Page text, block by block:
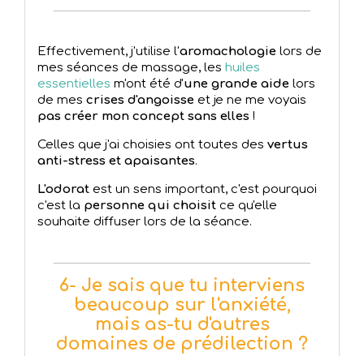
Effectivement, j'utilise l'aromachologie lors de
mes séances de massage, les huiles
essentielles m'ont été d'une grande aide lors
de mes crises d'angoisse et je ne me voyais
pas créer mon concept sans elles !
Celles que j'ai choisies ont toutes des vertus
anti-stress et apaisantes.
L'odorat est un sens important, c'est pourquoi
c'est la personne qui choisit ce qu'elle
souhaite diffuser lors de la séance.
6- Je sais que tu interviens
beaucoup sur l'anxiété,
mais as-tu d'autres
domaines de prédilection ?